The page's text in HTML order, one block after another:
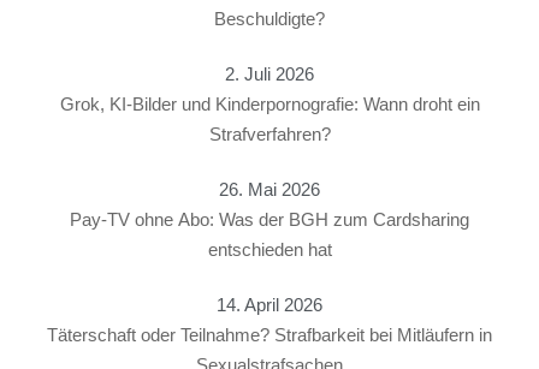
Beschuldigte?
2. Juli 2026
Grok, KI-Bilder und Kinderpornografie: Wann droht ein
Strafverfahren?
26. Mai 2026
Pay-TV ohne Abo: Was der BGH zum Cardsharing
entschieden hat
14. April 2026
Täterschaft oder Teilnahme? Strafbarkeit bei Mitläufern in
Sexualstrafsachen